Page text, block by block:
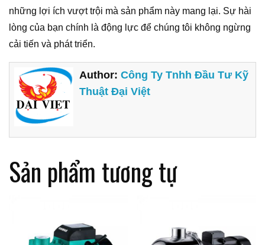
những lợi ích vượt trội mà sản phẩm này mang lại. Sự hài
lòng của bạn chính là động lực để chúng tôi không ngừng
cải tiến và phát triển.
Author:Công Ty Tnhh Đầu Tư Kỹ
Thuật Đại Việt
Sản phẩm tương tự